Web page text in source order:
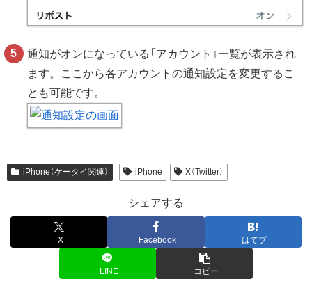
通知がオンになっている「アカウント」一覧が表示され
ます。ここから各アカウントの通知設定を変更するこ
とも可能です。
iPhone（ケータイ関連） iPhone X（Twitter）
シェアする
X Facebook はてブ
LINE コピー